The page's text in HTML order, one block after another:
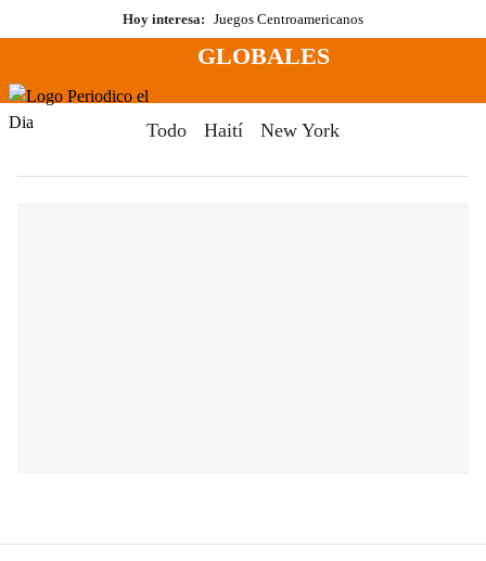
al
Hoy interesa: Juegos Centroamericanos
Menú
GLOBALES
Todo Haití New York